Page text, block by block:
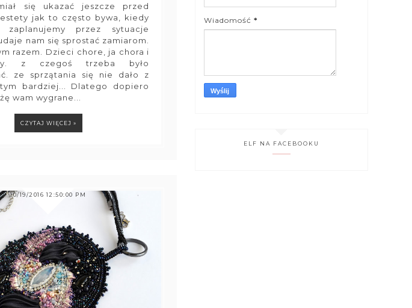
się ukazać jeszcze przed
jak to często bywa, kiedy
przez sytuacje
nam się sprostać zamiarom.
razem. Dzieci chore, ja chora i
z czegoś trzeba było
ze sprzątania się nie dało z
bardziej... Dlatego dopiero
wam wygrane...
CZYTAJ WIĘCEJ »
10/19/2016 12:50:00 PM
Wiadomość *
ELF NA FACEBOOKU